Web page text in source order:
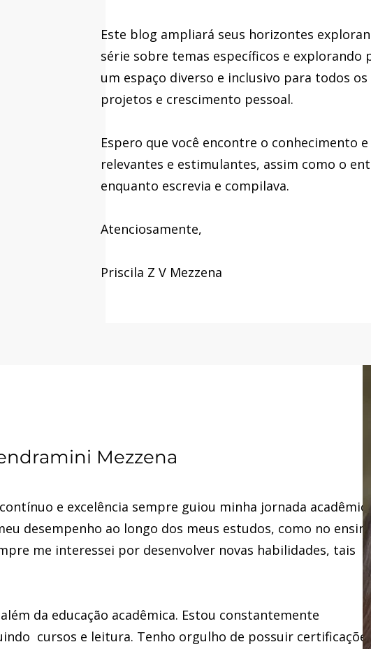
Este blog ampliará seus horizontes
série sobre temas específicos e explorando
um espaço diverso e inclusivo para todos
projetos e crescimento pessoal.
Espero que você encontre o conhecimento
relevantes e estimulantes, assim como o
enquanto escrevia e compilava.
Atenciosamente,
Priscila Z V Mezzena
Mezzena
e excelência sempre guiou minha jornada
desempenho ao longo dos meus estudos, como no
me interessei por desenvolver novas habilidades, tais
da educação acadêmica. Estou constantemente
cursos e leitura. Tenho orgulho de possuir